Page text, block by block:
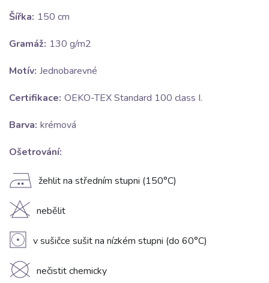
Šířka: 150 cm
Gramáž: 130 g/m2
Motív: Jednobarevné
Certifikace: OEKO-TEX Standard 100 class I.
Barva: krémová
Ošetrování:
E žehlit na středním stupni (150°C)
H nebělit
V v sušičce sušit na nízkém stupni (do 60°C)
K nečistit chemicky